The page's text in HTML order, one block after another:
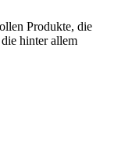
Produkte, die
hinter allem